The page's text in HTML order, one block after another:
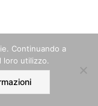
Account
Continuando a
loro utilizzo.